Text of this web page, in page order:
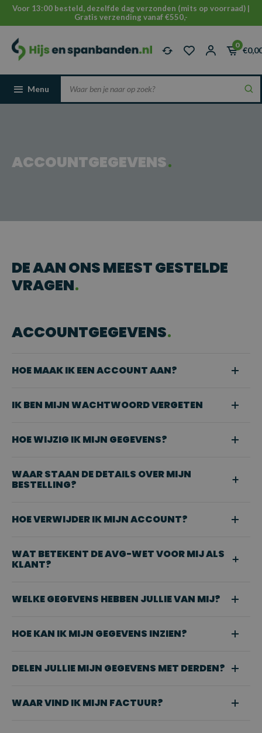
Voor 13:00 besteld, dezelfde dag verzonden (mits op voorraad) |
Gratis verzending vanaf €550,-
0
Menu
ACCOUNTGEGEVENS
DE AAN ONS MEEST GESTELDE
VRAGEN
ACCOUNTGEGEVENS
HOE MAAK IK EEN ACCOUNT AAN?
IK BEN MIJN WACHTWOORD VERGETEN
HOE WIJZIG IK MIJN GEGEVENS?
WAAR STAAN DE DETAILS OVER MIJN
BESTELLING?
HOE VERWIJDER IK MIJN ACCOUNT?
WAT BETEKENT DE AVG-WET VOOR MIJ ALS
KLANT?
WELKE GEGEVENS HEBBEN JULLIE VAN MIJ?
HOE KAN IK MIJN GEGEVENS INZIEN?
DELEN JULLIE MIJN GEGEVENS MET DERDEN?
WAAR VIND IK MIJN FACTUUR?